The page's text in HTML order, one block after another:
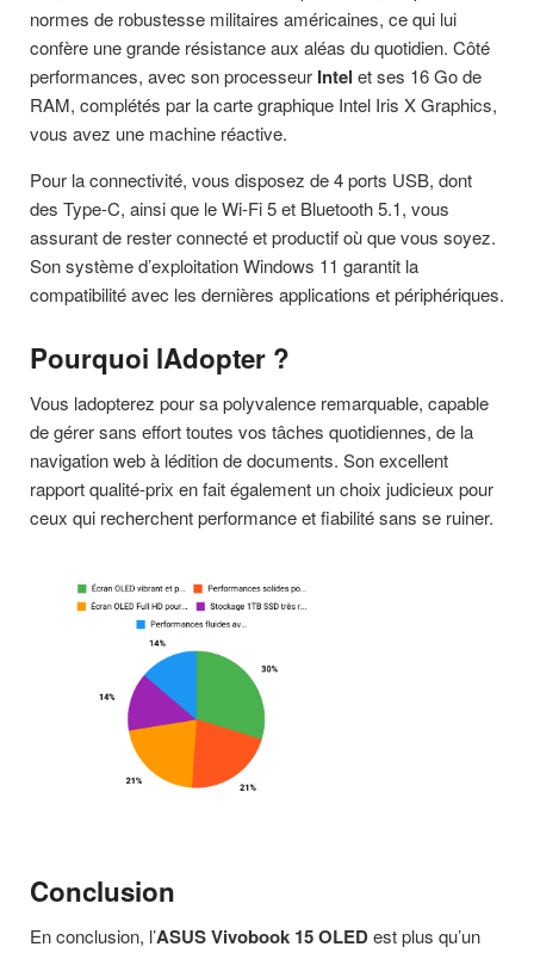
normes de robustesse militaires américaines, ce qui lui
confère une grande résistance aux aléas du quotidien. Côté
performances, avec son processeur Intel et ses 16 Go de
RAM, complétés par la carte graphique Intel Iris X Graphics,
vous avez une machine réactive.
Pour la connectivité, vous disposez de 4 ports USB, dont
des Type-C, ainsi que le Wi-Fi 5 et Bluetooth 5.1, vous
assurant de rester connecté et productif où que vous soyez.
Son système d’exploitation Windows 11 garantit la
compatibilité avec les dernières applications et périphériques.
Pourquoi lAdopter ?
Vous ladopterez pour sa polyvalence remarquable, capable
de gérer sans effort toutes vos tâches quotidiennes, de la
navigation web à lédition de documents. Son excellent
rapport qualité-prix en fait également un choix judicieux pour
ceux qui recherchent performance et fiabilité sans se ruiner.
Conclusion
En conclusion, l’ASUS Vivobook 15 OLEDest plus qu’un